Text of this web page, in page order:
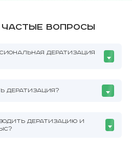
вопросы
ДЕРАТИЗАЦИЯ
ДЕРАТИЗАЦИЯ?
ДЕРАТИЗАЦИЮ И